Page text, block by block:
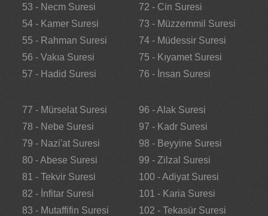
53 - Necm Suresi
54 - Kamer Suresi
55 - Rahman Suresi
56 - Vakıa Suresi
57 - Hadid Suresi
72 - Cin Suresi
73 - Müzzemmil Suresi
74 - Müdessir Suresi
75 - Kıyamet Suresi
76 - İnsan Suresi
77 - Mürselat Suresi
78 - Nebe Suresi
79 - Nazi'at Suresi
80 - Abese Suresi
81 - Tekvir Suresi
82 - İnfitar Suresi
83 - Mutaffifin Suresi
96 - Alak Suresi
97 - Kadr Suresi
98 - Beyyine Suresi
99 - Zilzal Suresi
100 - Adiyat Suresi
101 - Karia Suresi
102 - Tekasür Suresi